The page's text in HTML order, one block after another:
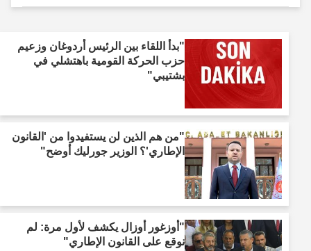
"بدأ اللقاء بين الرئيس أردوغان وزعيم
حزب الحركة القومية باهتشلي في
بشتيبي"
"من هم الذين لن يستفيدوا من 'القانون
الإطاري'؟ الوزير جورليك أوضح"
"أوزغور أوزال يكشف لأول مرة: لم
نوقع على القانون الإطاري"